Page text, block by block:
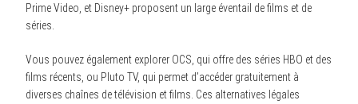
Prime Video, et Disney+ proposent un large éventail de films et de
séries.
Vous pouvez également explorer OCS, qui offre des séries HBO et des
films récents, ou Pluto TV, qui permet d’accéder gratuitement à
diverses chaînes de télévision et films. Ces alternatives légales